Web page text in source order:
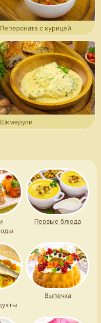
Пепероната с курицей
Шкмерули
Первые блюда
Выпечка